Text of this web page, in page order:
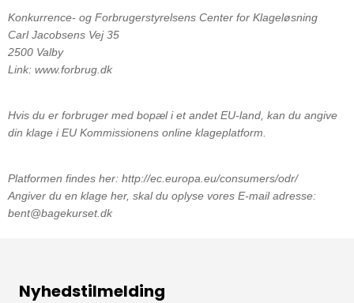
Konkurrence- og Forbrugerstyrelsens Center for Klageløsning
Carl Jacobsens Vej 35
2500 Valby
Link: www.forbrug.dk
Hvis du er forbruger med bopæl i et andet EU-land, kan du angive
din klage i EU Kommissionens online klageplatform.
Platformen findes her: http://ec.europa.eu/consumers/odr/
Angiver du en klage her, skal du oplyse vores E-mail adresse:
bent@bagekurset.dk
Nyhedstilmelding